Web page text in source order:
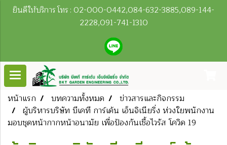
ยินดีให้บริการ โทร : 02-000-0442,084-632-3885,089-144-
2228,091-741-1310
หน้าแรก บทความทั้งหมด
ข่าวสารและกิจกรรม
ผู้บริหารบริษัท บีเคที การ์เด้น เอ็นจิเนียริ่ง ห่วงใยพนักงาน
มอบชุดหน้ากากหน้าอนามัย เพื่อป้องกันเชื้อไวรัส โควิด 19